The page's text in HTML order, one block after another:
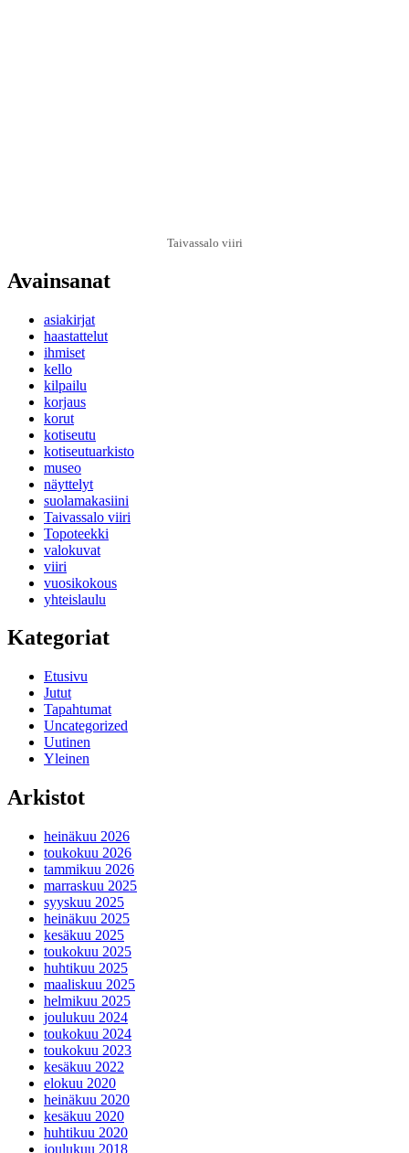
Taivassalo viiri
Avainsanat
asiakirjat
haastattelut
ihmiset
kello
kilpailu
korjaus
korut
kotiseutu
kotiseutuarkisto
museo
näyttelyt
suolamakasiini
Taivassalo viiri
Topoteekki
valokuvat
viiri
vuosikokous
yhteislaulu
Kategoriat
Etusivu
Jutut
Tapahtumat
Uncategorized
Uutinen
Yleinen
Arkistot
heinäkuu 2026
toukokuu 2026
tammikuu 2026
marraskuu 2025
syyskuu 2025
heinäkuu 2025
kesäkuu 2025
toukokuu 2025
huhtikuu 2025
maaliskuu 2025
helmikuu 2025
joulukuu 2024
toukokuu 2024
toukokuu 2023
kesäkuu 2022
elokuu 2020
heinäkuu 2020
kesäkuu 2020
huhtikuu 2020
joulukuu 2018